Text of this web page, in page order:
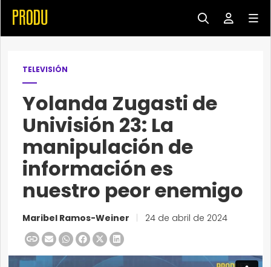
TELEVISIÓN
Yolanda Zugasti de
Univisión 23: La
manipulación de
información es
nuestro peor enemigo
Maribel Ramos-Weiner 24 de abril de 2024